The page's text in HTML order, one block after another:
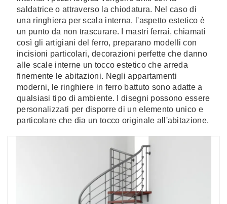
saldatrice o attraverso la chiodatura. Nel caso di
una ringhiera per scala interna, l'aspetto estetico è
un punto da non trascurare. I mastri ferrai, chiamati
così gli artigiani del ferro, preparano modelli con
incisioni particolari, decorazioni perfette che danno
alle scale interne un tocco estetico che arreda
finemente le abitazioni. Negli appartamenti
moderni, le ringhiere in ferro battuto sono adatte a
qualsiasi tipo di ambiente. I disegni possono essere
personalizzati per disporre di un elemento unico e
particolare che dia un tocco originale all'abitazione.